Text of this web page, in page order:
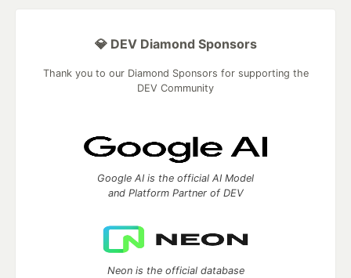
💎 DEV Diamond Sponsors
Thank you to our Diamond Sponsors for supporting the
DEV Community
Google AI is the official AI Model
and Platform Partner of DEV
Neon is the official database